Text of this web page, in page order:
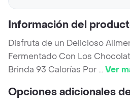
Información del
Disfruta de un Delicioso
Fermentado Con Los
Brinda 93 Calorías Por ...Ver
Opciones adicionales